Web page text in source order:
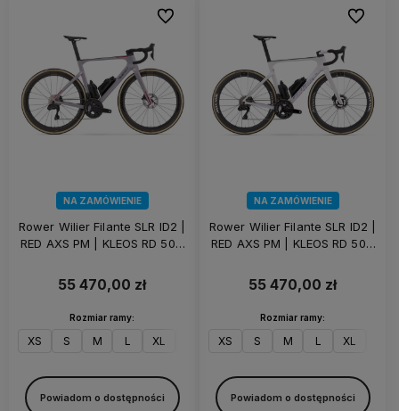
NA ZAMÓWIENIE
Rower Wilier Filante SLR ID2 |
RED AXS PM | KLEOS RD 50 |
55 470,00 zł
Rozmiar ramy:
XS S M L XL
Powiadom o dostępności
Do ulubionych
NA ZAMÓWIENIE
Rower Wilier Filante SLR ID2 |
RED AXS PM | KLEOS RD 50 |
55 470,00 zł
Rozmiar ramy:
XS S M L XL
Powiadom o dostępności
Do